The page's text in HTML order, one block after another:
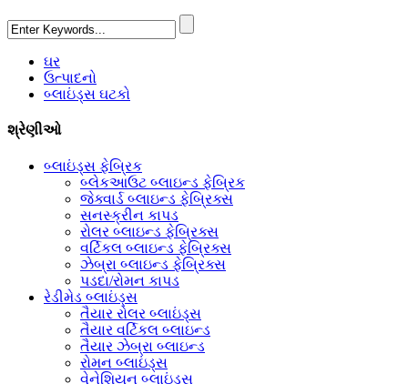
ઘર
ઉત્પાદનો
બ્લાઇંડ્સ ઘટકો
શ્રેણીઓ
બ્લાઇંડ્સ ફેબ્રિક
બ્લેકઆઉટ બ્લાઇન્ડ ફેબ્રિક
જેક્વાર્ડ બ્લાઇન્ડ ફેબ્રિક્સ
સનસ્ક્રીન કાપડ
રોલર બ્લાઇન્ડ ફેબ્રિક્સ
વર્ટિકલ બ્લાઇન્ડ ફેબ્રિક્સ
ઝેબ્રા બ્લાઇન્ડ ફેબ્રિક્સ
પડદા/રોમન કાપડ
રેડીમેડ બ્લાઇંડ્સ
તૈયાર રોલર બ્લાઇંડ્સ
તૈયાર વર્ટિકલ બ્લાઇન્ડ
તૈયાર ઝેબ્રા બ્લાઇન્ડ
રોમન બ્લાઇંડ્સ
વેનેશિયન બ્લાઇંડ્સ